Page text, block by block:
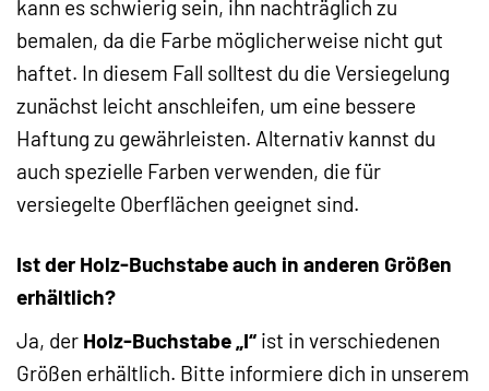
kann es schwierig sein, ihn nachträglich zu
bemalen, da die Farbe möglicherweise nicht gut
haftet. In diesem Fall solltest du die Versiegelung
zunächst leicht anschleifen, um eine bessere
Haftung zu gewährleisten. Alternativ kannst du
auch spezielle Farben verwenden, die für
versiegelte Oberflächen geeignet sind.
Ist der Holz-Buchstabe auch in anderen Größen
erhältlich?
Ja, der Holz-Buchstabe „I“ ist in verschiedenen
Größen erhältlich. Bitte informiere dich in unserem